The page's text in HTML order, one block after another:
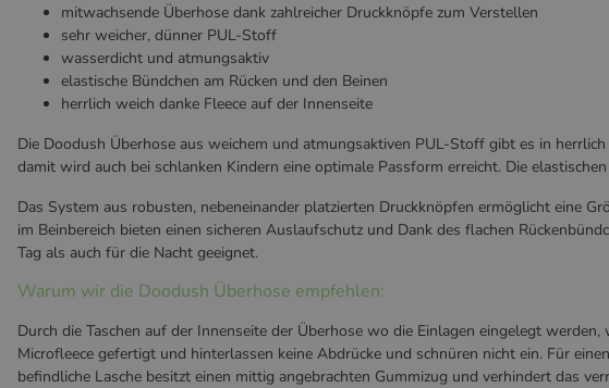
mitwachsende Überhose dank zahlreicher Druckknöpfe zum Verstellen
sehr weicher, dünner PUL-Stoff
wasserdicht und atmungsaktiv
elastische Bündchen am Rücken und den Beinen
herrlich weich danke Fleece auf der Innenseite
Die Doodush Überhose aus weichem und atmungsaktiven PUL-Stoff gibt es in
damit wird auch bei schlanken Kindern eine optimale Passform erreicht. Die
Das System aus robusten, nebeneinander platzierten Druckknöpfen ermöglicht eine
im Beinbereich bieten einen sicheren Auslaufschutz und Dank des flachen
Tag als auch für die Nacht geeignet.
Warum wir die Doodush Überhose empfehlen:
Durch die Taschen auf der Innenseite der Überhose wo die Einlagen eingelegt
Microfleece gefertigt und hinterlassen keine Abdrücke und schnüren nicht ein. Für
befindliche Lasche besitzt einen mittig angebrachten Gummizug und verhindert das